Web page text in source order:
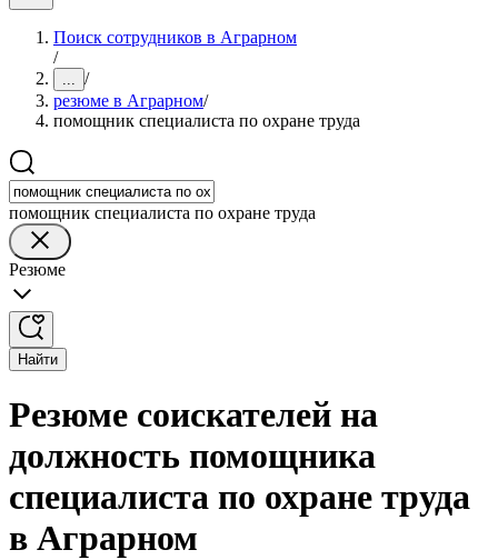
Поиск сотрудников в Аграрном
/
... /
резюме в Аграрном/
помощник специалиста по охране труда
помощник специалиста по охране труда
Резюме
Найти
Резюме соискателей на
должность помощника
специалиста по охране труда
в Аграрном